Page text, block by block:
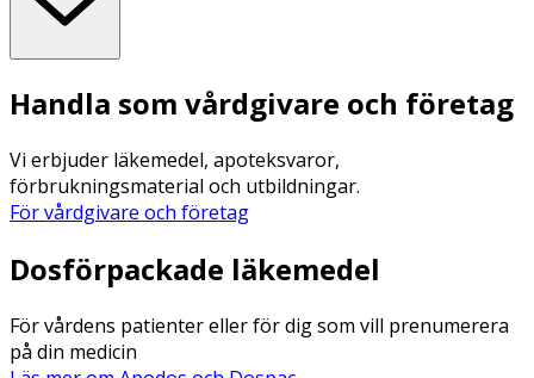
Handla som vårdgivare och företag
Vi erbjuder läkemedel, apoteksvaror,
förbrukningsmaterial och utbildningar.
För vårdgivare och företag
Dosförpackade läkemedel
För vårdens patienter eller för dig som vill prenumerera
på din medicin